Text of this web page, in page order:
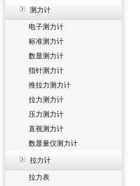
测力计
电子测力计
标准测力计
数显测力计
指针测力计
推拉力测力计
拉力测力计
压力测力计
直视测力计
数显量仪测力计
拉力计
拉力表